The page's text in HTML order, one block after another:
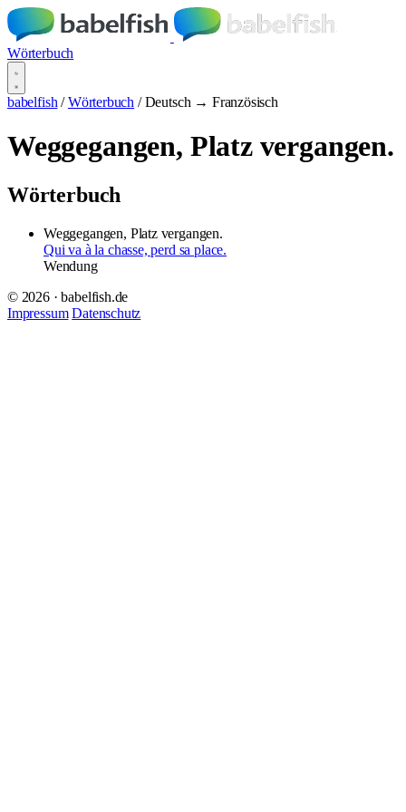
Wörterbuch
babelfish / Wörterbuch / Deutsch → Französisch
Weggegangen, Platz vergangen.
Wörterbuch
Weggegangen, Platz vergangen.
Qui va à la chasse, perd sa place.
Wendung
© 2026 · babelfish.de
Impressum Datenschutz